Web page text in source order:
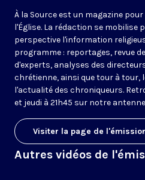
À la Source est un magazine
l'Église. La rédaction se mobilise
perspective l'information
programme : reportages, revue
d'experts, analyses des
chrétienne, ainsi que tour à tour,
l'actualité des chroniqueurs.
et jeudi à 21h45 sur notre
Visiter la page de
Autres vidéos de